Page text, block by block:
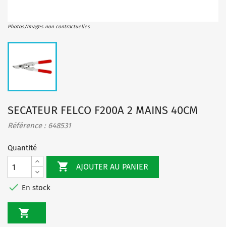
Photos/Images non contractuelles
SECATEUR FELCO F200A 2 MAINS 40CM
Référence : 648531
Quantité
 AJOUTER AU PANIER
 En stock
